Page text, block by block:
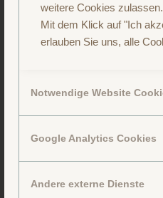
weitere Cookies zulassen.
Mit dem Klick auf "Ich
erlauben Sie uns, alle
Notwendige Website
Google Analytics Cookies
Andere externe Dienste